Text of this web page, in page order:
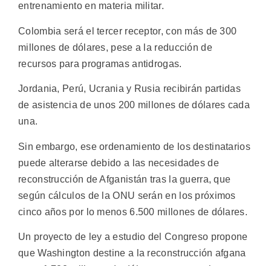
entrenamiento en materia militar.
Colombia será el tercer receptor, con más de 300
millones de dólares, pese a la reducción de
recursos para programas antidrogas.
Jordania, Perú, Ucrania y Rusia recibirán partidas
de asistencia de unos 200 millones de dólares cada
una.
Sin embargo, ese ordenamiento de los destinatarios
puede alterarse debido a las necesidades de
reconstrucción de Afganistán tras la guerra, que
según cálculos de la ONU serán en los próximos
cinco años por lo menos 6.500 millones de dólares.
Un proyecto de ley a estudio del Congreso propone
que Washington destine a la reconstrucción afgana